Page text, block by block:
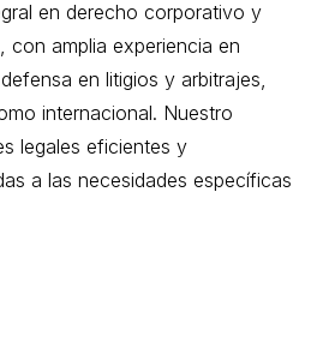
en derecho corporativo y
con amplia experiencia en
en litigios y arbitrajes,
internacional. Nuestro
legales eficientes y
a las necesidades específicas